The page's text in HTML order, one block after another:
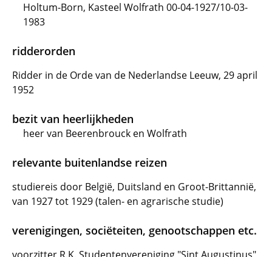
Holtum-Born, Kasteel Wolfrath 00-04-1927/10-03-
1983
ridderorden
Ridder in de Orde van de Nederlandse Leeuw, 29 april
1952
bezit van heerlijkheden
heer van Beerenbrouck en Wolfrath
relevante buitenlandse reizen
studiereis door België, Duitsland en Groot-Brittannië,
van 1927 tot 1929 (talen- en agrarische studie)
verenigingen, sociëteiten, genootschappen etc.